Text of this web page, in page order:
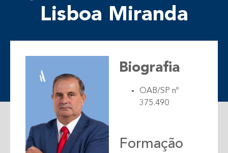
Lisboa Miranda
Biografia
OAB/SP nº
375.490
Formação